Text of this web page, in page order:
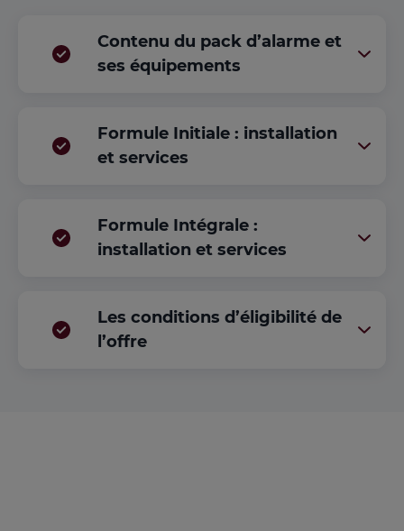
Contenu du pack d’alarme et
ses équipements
Formule Initiale : installation
et services
Formule Intégrale :
installation et services
Les conditions d’éligibilité de
l’offre